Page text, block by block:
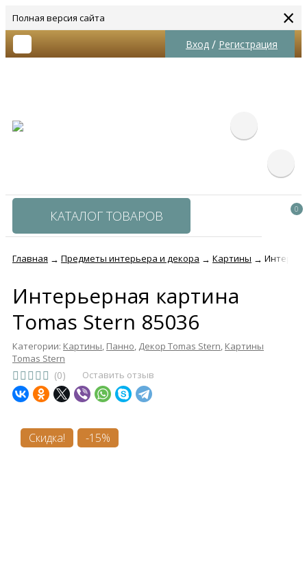
Полная версия сайта ×
Вход / Регистрация
КАТАЛОГ ТОВАРОВ 0
Главная → Предметы интерьера и декора → Картины →
Интерьерная картина
Tomas Stern 85036
Категории: Картины, Панно, Декор Tomas Stern, Картины
Tomas Stern
(0) Оставить отзыв
Скидка! -15%